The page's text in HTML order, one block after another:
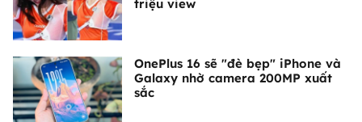
triệu view
OnePlus 16 sẽ "đè bẹp" iPhone và
Galaxy nhờ camera 200MP xuất
sắc